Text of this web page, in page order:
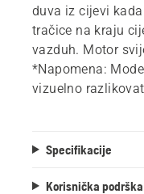
duva iz cijevi
tračice na kraju
vazduh. Motor
*Napomena:
vizuelno
Specifikacije
Korisnička